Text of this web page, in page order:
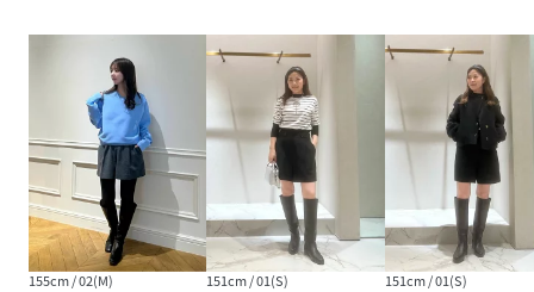
表地:毛 51% レーヨン:49% 裏地:ポリエステル
01(S)、02(M)
クリーニング
洗濯不可|漂白不可|タンブル乾燥不可|アイロン仕
上げ可|ドライ可|ウエットクリーニング不可
品番
MV2723_20242012280
(20242012280-11-010 MV2723)
155cm / 02(M) 151cm / 01(S) 151cm / 01(S)